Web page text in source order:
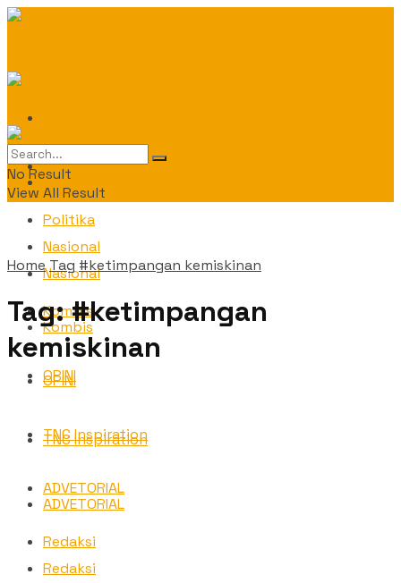
Politika
Nasional
Kombis
OPINI
TNC Inspiration
ADVETORIAL
Redaksi
Daerah
Politika
Nasional
Kombis
OPINI
TNC Inspiration
ADVETORIAL
Redaksi
No Result
View All Result
HomeTag #ketimpangan kemiskinan
Tag:#ketimpangan
kemiskinan